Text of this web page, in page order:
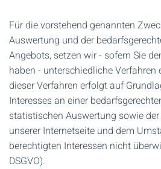
Für die vorstehend genannten
Auswertung und der
Angebots, setzen wir - sofern Sie
haben - unterschiedliche Verfahren
dieser Verfahren erfolgt auf
Interesses an einer
statistischen Auswertung sowie
unserer Internetseite und dem
berechtigten Interessen nicht
DSGVO).